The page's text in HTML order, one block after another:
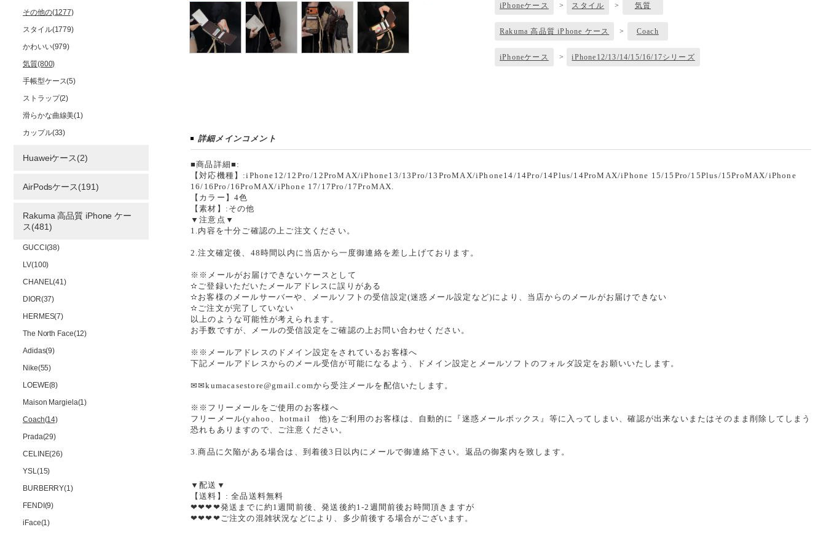
その他の(1277)
スタイル(1779)
かわいい(979)
気質(800)
手帳型ケース(5)
ストラップ(2)
滑らかな曲線美(1)
カップル(33)
Huaweiケース(2)
AirPodsケース(191)
Rakuma 高品質 iPhone ケー
ス(481)
GUCCI(38)
LV(100)
CHANEL(41)
DIOR(37)
HERMES(7)
The North Face(12)
Adidas(9)
Nike(55)
LOEWE(8)
Maison Margiela(1)
Coach(14)
Prada(29)
CELINE(26)
YSL(15)
BURBERRY(1)
FENDI(9)
iFace(1)
iPhoneケース > スタイル > 気質
Rakuma 高品質 iPhone ケース > Coach
iPhoneケース > iPhone12/13/14/15/16/17シリーズ
詳細メインコメント
■商品詳細■:
【対応機種】:iPhone12/12Pro/12ProMAX/iPhone13/13Pro/13ProMAX/iPhone14/14Pro/14Plus/14ProMAX/iPhone 15/15Pro/15Plus/15ProMAX/iPhone
16/16Pro/16ProMAX/iPhone 17/17Pro/17ProMAX.
【カラー】4色
【素材】:その他
▼注意点▼
1.内容を十分ご確認の上ご注文ください。
2.注文確定後、48時間以内に当店から一度御連絡を差し上げております。
※※メールがお届けできないケースとして
✫ご登録いただいたメールアドレスに誤りがある
✫お客様のメールサーバーや、メールソフトの受信設定(迷惑メール設定など)により、当店からのメールがお届けできない
✫ご注文が完了していない
以上のような可能性が考えられます。
お手数ですが、メールの受信設定をご確認の上お問い合わせください。
※※メールアドレスのドメイン設定をされているお客様へ
下記メールアドレスからのメール受信が可能になるよう、ドメイン設定とメールソフトのフォルダ設定をお願いいたします。
✉✉kumacasestore@gmail.comから受注メールを配信いたします。
※※フリーメールをご使用のお客様へ
フリーメール(yahoo、hotmail 他)をご利用のお客様は、自動的に『迷惑メールボックス』等に入ってしまい、確認が出来ないまたはそのまま削除してしまう
恐れもありますので、ご注意ください。
3.商品に欠陥がある場合は、到着後3日以内にメールで御連絡下さい。返品の御案内を致します。
▼配送▼
【送料】: 全品送料無料
❤❤❤❤発送までに約1週間前後、発送後約1-2週間前後お時間頂きますが
❤❤❤❤ご注文の混雑状況などにより、多少前後する場合がございます。